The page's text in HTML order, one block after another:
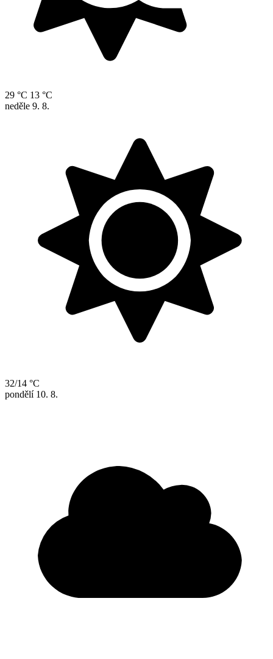
29 °C 13 °C
neděle 9. 8.
32/14 °C
pondělí 10. 8.